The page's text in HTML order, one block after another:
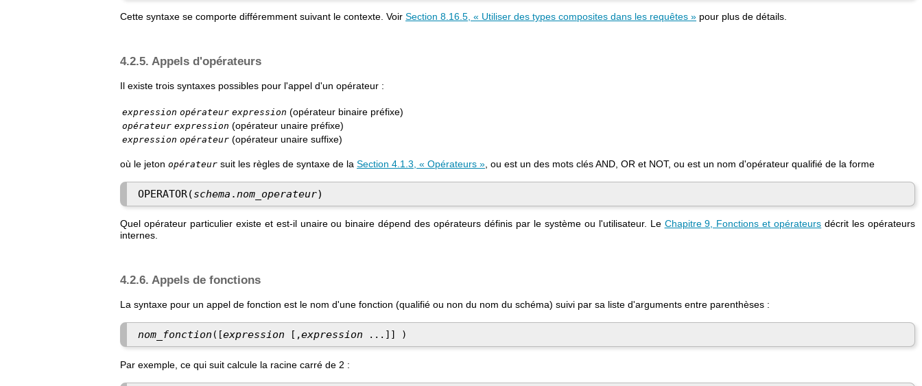
Cette syntaxe se comporte différemment suivant le contexte. Voir Section 8.16.5, « Utiliser des types composites dans les requêtes » pour plus de détails.
4.2.5. Appels d'opérateurs
Il existe trois syntaxes possibles pour l'appel d'un opérateur :
expression opérateur expression (opérateur binaire préfixe)
opérateur expression (opérateur unaire préfixe)
expression opérateur (opérateur unaire suffixe)
où le jeton opérateur suit les règles de syntaxe de la Section 4.1.3, « Opérateurs » , ou est un des mots clésAND OR et NOT, ou est un nom d'opérateur qualifié de la forme
OPERATOR(schema .nom_operateur)
Quel opérateur particulier existe et est-il unaire ou binaire dépend des opérateurs définis par le système ou l'utilisateur. Le Chapitre 9, Fonctions et opérateurs décrit les opérateurs
internes.
4.2.6. Appels de fonctions
La syntaxe pour un appel de fonction est le nom d'une fonction (qualifié ou non du nom du schéma) suivi par sa liste d'arguments entre parenthèses :
nom_fonction ([expression [ ,expression ... ] ] )
Par exemple, ce qui suit calcule la racine carré de 2 :